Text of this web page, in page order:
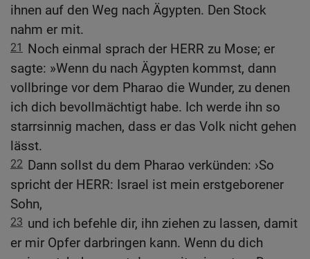
ihnen auf den Weg nach Ägypten. Den Stock
nahm er mit.
21
Noch einmal sprach der HERR zu Mose; er
sagte: »Wenn du nach Ägypten kommst, dann
vollbringe vor dem Pharao die Wunder, zu denen
ich dich bevollmächtigt habe. Ich werde ihn so
starrsinnig machen, dass er das Volk nicht gehen
lässt.
22 Dann sollst du dem Pharao verkünden: ›So
spricht der HERR: Israel ist mein erstgeborener
Sohn,
23 und ich befehle dir, ihn ziehen zu lassen, damit
er mir Opfer darbringen kann. Wenn du dich